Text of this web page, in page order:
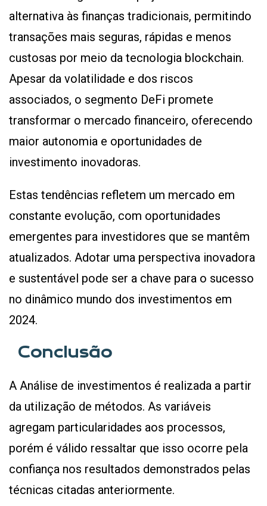
alternativa às finanças tradicionais, permitindo
transações mais seguras, rápidas e menos
custosas por meio da tecnologia blockchain.
Apesar da volatilidade e dos riscos
associados, o segmento DeFi promete
transformar o mercado financeiro, oferecendo
maior autonomia e oportunidades de
investimento inovadoras​​.
Estas tendências refletem um mercado em
constante evolução, com oportunidades
emergentes para investidores que se mantêm
atualizados. Adotar uma perspectiva inovadora
e sustentável pode ser a chave para o sucesso
no dinâmico mundo dos investimentos em
2024.
Conclusão
A Análise de investimentos é realizada a partir
da utilização de métodos. As variáveis
agregam particularidades aos processos,
porém é válido ressaltar que isso ocorre pela
confiança nos resultados demonstrados pelas
técnicas citadas anteriormente.